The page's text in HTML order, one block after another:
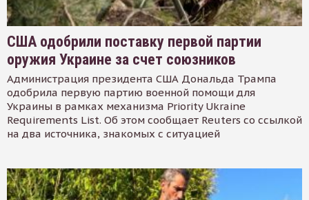
США одобрили поставку первой партии
оружия Украине за счет союзников
Администрация президента США Дональда Трампа
одобрила первую партию военной помощи для
Украины в рамках механизма Priority Ukraine
Requirements List. Об этом сообщает Reuters со ссылкой
на два источника, знакомых с ситуацией